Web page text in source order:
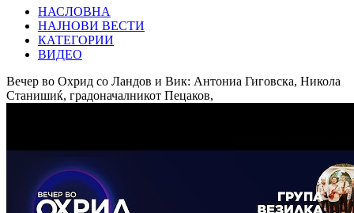
НАСЛОВНА
НАЈНОВИ ВЕСТИ
КАТЕГОРИИ
ВИДЕО
Вечер во Охрид со Ландов и Вик: Антониа Гиговска, Никола
Станишиќ, градоначалникот Пецаков,